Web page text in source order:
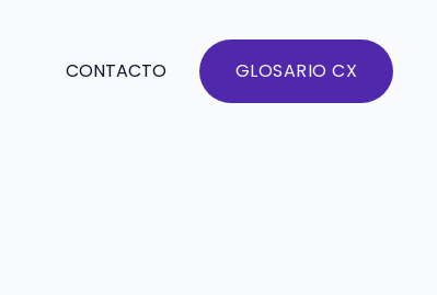
CONTACTO GLOSARIO CX